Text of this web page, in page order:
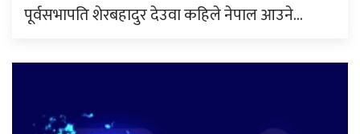
पूर्वसभापति शेरबहादुर देउवा कहिले नेपाल आउने…